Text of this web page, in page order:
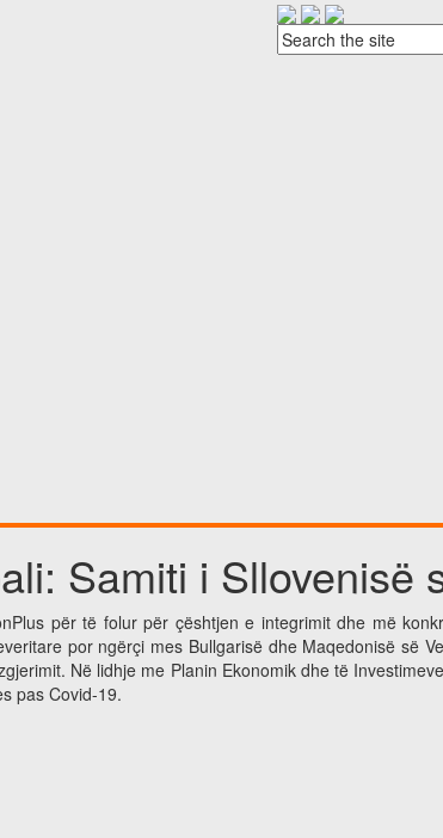
Samiti i
për të folur për çështjen e integrimit dhe më
por ngërçi mes Bullgarisë dhe Maqedonisë së
Në lidhje me Planin Ekonomik dhe të
pas Covid-19.